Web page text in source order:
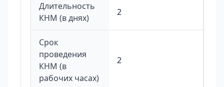
Длительность
КНМ (в днях)
2
Срок
проведения
КНМ (в
рабочих часах)
2